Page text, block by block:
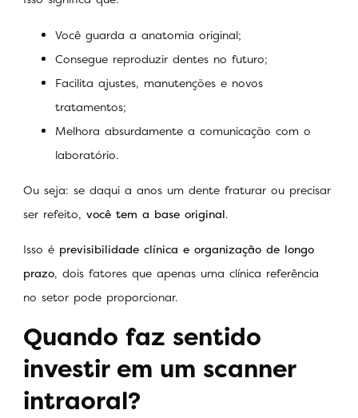
Você guarda a anatomia original;
Consegue reproduzir dentes no futuro;
Facilita ajustes, manutenções e novos
tratamentos;
Melhora absurdamente a comunicação com o
laboratório.
Ou seja: se daqui a anos um dente fraturar ou precisar
ser refeito, você tem a base original.
Isso é previsibilidade clínica e organização de longo
prazo, dois fatores que apenas uma clínica referência
no setor pode proporcionar.
Quando faz sentido
investir em um scanner
intraoral?